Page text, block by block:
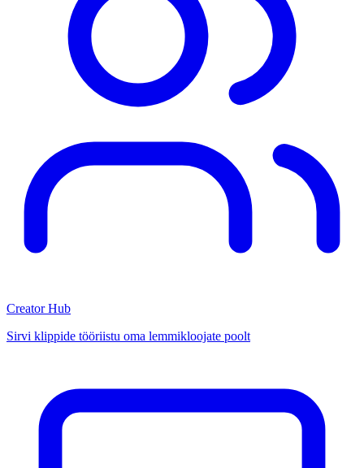
Creator Hub
Sirvi klippide tööriistu oma lemmikloojate poolt